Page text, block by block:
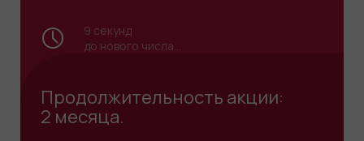
9 секунд
до нового числа...
Продолжительность акции:
2 месяца.